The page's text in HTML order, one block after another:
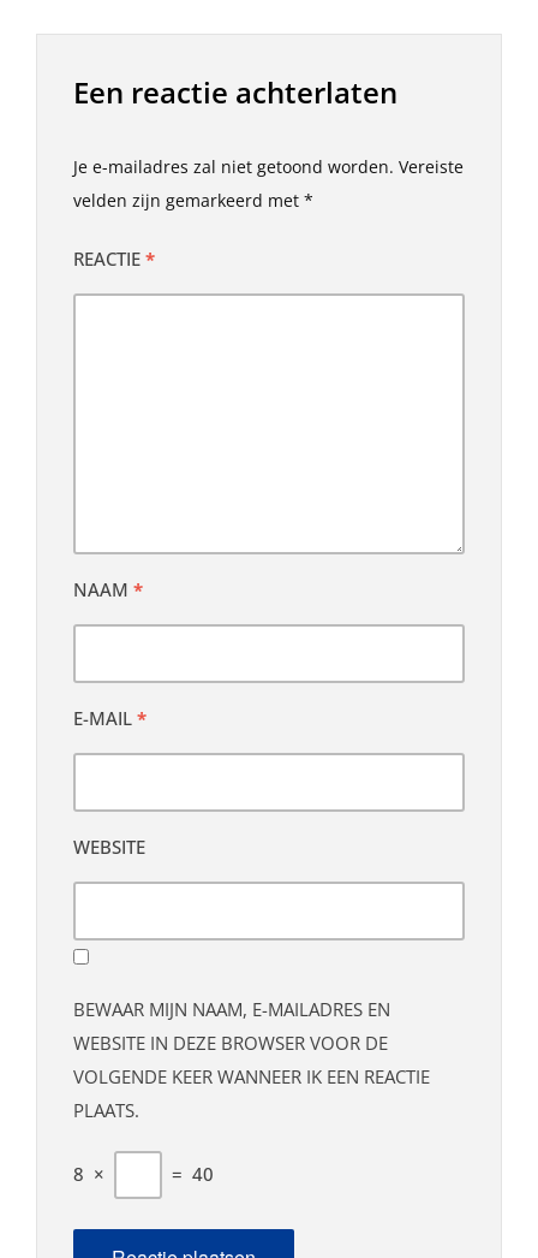
Een reactie achterlaten
Je e-mailadres zal niet getoond worden. Vereiste
velden zijn gemarkeerd met *
REACTIE *
NAAM *
E-MAIL *
WEBSITE
BEWAAR MIJN NAAM, E-MAILADRES EN
WEBSITE IN DEZE BROWSER VOOR DE
VOLGENDE KEER WANNEER IK EEN REACTIE
PLAATS.
8 × = 40